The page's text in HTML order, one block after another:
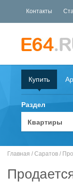
Контакты
Купить
Раздел
Главная / Саратов /